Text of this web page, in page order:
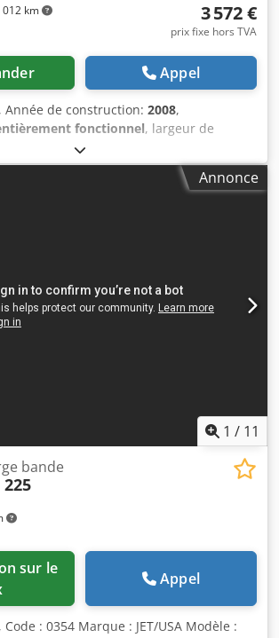
012 km 3 572 €
prix fixe hors TVA
Appel
, Année de construction: 2008,
fonctionnel, largeur de
, hauteur de meulage:
PARAMÈTRES TECHNIQUES : –
: 5550 W – Puissance effective : 3700 W
maximale de ponçage : 635 mm –
de la pièce : 133 mm – Épaisseur
: 1400 tr/min – Largeur de la bande
Crsdpfxew Ip Huj Ac Tef – Deux vitesses
de la machine (L/l/H) : 110 / 110 /
Annonce
1 / 11
bande
225
Appel
, Code : 0354 Marque : JET/USA Modèle :